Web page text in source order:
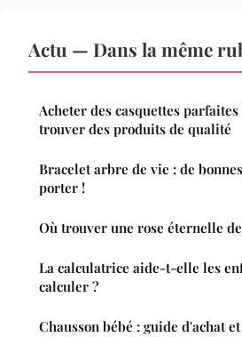
Actu — Dans la même
Acheter des casquettes
trouver des produits de qualité
Bracelet arbre de vie : de
porter !
Où trouver une rose éternelle
La calculatrice aide-t-elle les
calculer ?
Chausson bébé : guide d'achat